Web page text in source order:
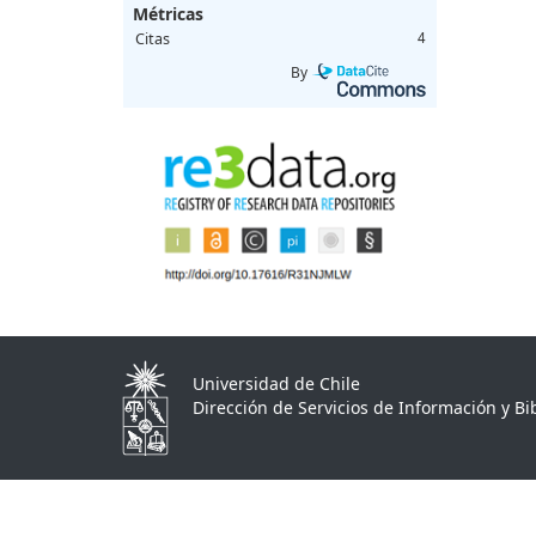
Métricas
Citas 4
By
Universidad de Chile
Dirección de Servicios de Información y